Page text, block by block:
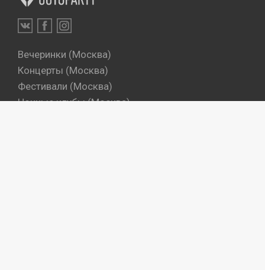
Вечеринки (Москва)
Концерты (Москва)
Фестивали (Москва)
Ночные клубы (Москва)